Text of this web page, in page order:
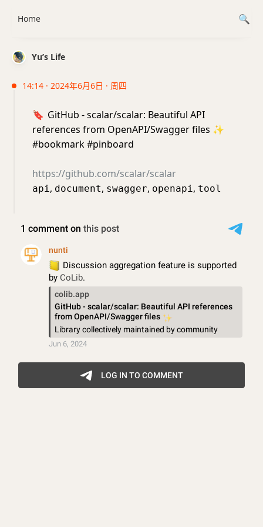
Yu’s Life
14:14 · 2024年6月6日 · 周四
🔖 GitHub - scalar/scalar: Beautiful API
references from OpenAPI/Swagger files ✨
#bookmark #pinboard
https://github.com/scalar/scalar
api, document, swagger, openapi, tool
Home